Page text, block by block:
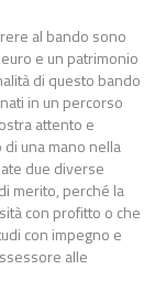
al bando sono
e un patrimonio
di questo bando
in un percorso
attento e
una mano nella
due diverse
merito, perché la
con profitto o che
con impegno e
alle